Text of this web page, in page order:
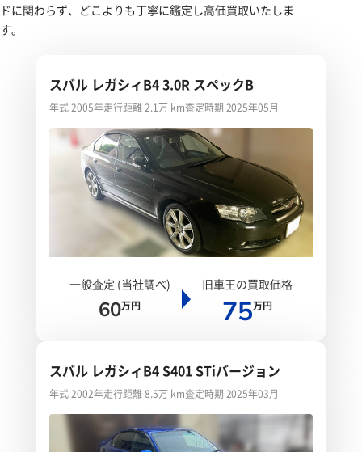
ドに関わらず、どこよりも丁寧に鑑定し高価買取いたしま
す。
スバル レガシィB4 3.0R スペックB
年式 2005年走行距離 2.1万 km査定時期 2025年05月
一般査定 (当社調べ)
60万円
旧車王の買取価格
75万円
スバル レガシィB4 S401 STiバージョン
年式 2002年走行距離 8.5万 km査定時期 2025年03月